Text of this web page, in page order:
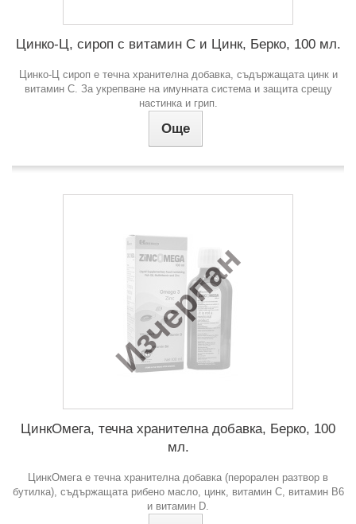
Цинко-Ц, сироп с витамин С и Цинк, Берко, 100 мл.
Цинко-Ц сироп е течна хранителна добавка, съдържащата цинк и
витамин С. За укрепване на имунната система и защита срещу
настинка и грип.
Още
Изчерпан
ЦинкОмега, течна хранителна добавка, Берко, 100
мл.
ЦинкОмега е течна хранителна добавка (перорален разтвор в
бутилка), съдържащата рибено масло, цинк, витамин С, витамин В6
и витамин D.